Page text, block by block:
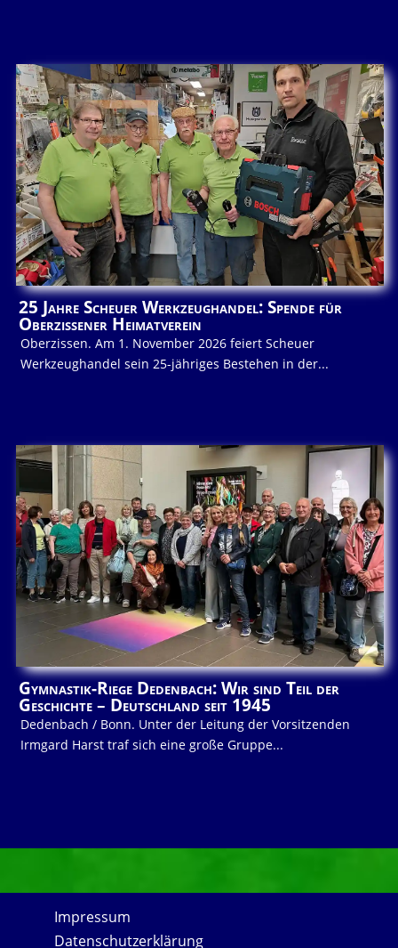
25 Jahre Scheuer Werkzeughandel: Spende für
Oberzissener Heimatverein
Oberzissen. Am 1. November 2026 feiert Scheuer
Werkzeughandel sein 25-jähriges Bestehen in der...
Gymnastik-Riege Dedenbach: Wir sind Teil der
Geschichte – Deutschland seit 1945
Dedenbach / Bonn. Unter der Leitung der Vorsitzenden
Irmgard Harst traf sich eine große Gruppe...
Impressum
Datenschutzerklärung